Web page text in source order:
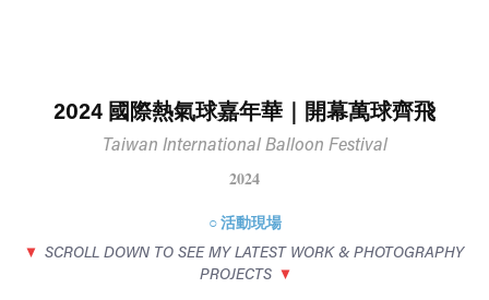
2024 國際熱氣球嘉年華｜開幕萬球齊飛
Taiwan International Balloon Festival
2024
○ 活動現場
▼ SCROLL DOWN TO SEE MY LATEST WORK & PHOTOGRAPHY
PROJECTS ▼